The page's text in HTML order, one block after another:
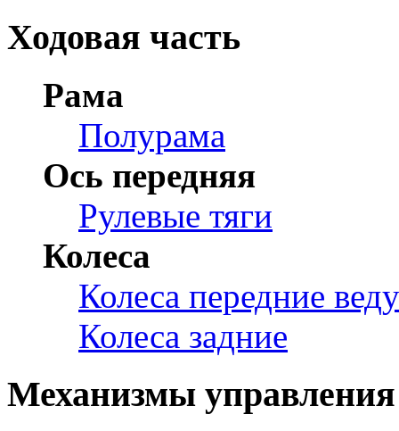
Ходовая часть
Рама
Полурама
Ось передняя
Рулевые тяги
Колеса
Колеса передние
Колеса задние
Механизмы управления